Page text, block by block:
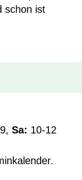
schon ist
Sa: 10-12